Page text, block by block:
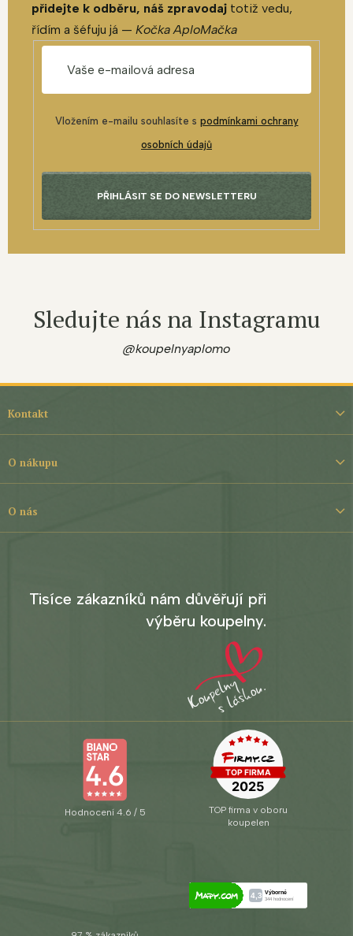
přidejte k odběru, náš zpravodaj totiž vedu,
řídím a šéfuju já — Kočka AploMačka
Vložením e-mailu souhlasíte s podmínkami ochrany
osobních údajů
PŘIHLÁSIT SE DO NEWSLETTERU
Sledujte nás na Instagramu
@koupelnyaplomo
í
Kontakt
O nákupu
O nás
Tisíce zákazníků nám důvěřují při
výběru koupelny.
Hodnocení 4.6 / 5
TOP firma v oboru
koupelen